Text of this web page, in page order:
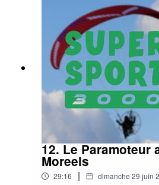
12. Le Paramoteur
Moreels
29:16 | dimanche 29 juin